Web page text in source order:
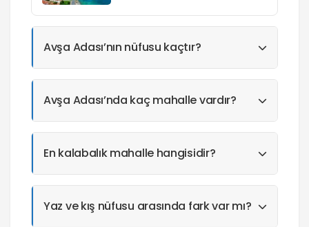
Avşa Adası’nın nüfusu kaçtır?
Avşa Adası’nda kaç mahalle vardır?
En kalabalık mahalle hangisidir?
Yaz ve kış nüfusu arasında fark var mı?